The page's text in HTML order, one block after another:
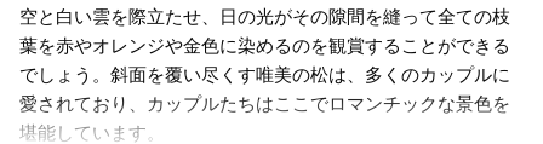
空と白い雲を際立たせ、日の光がその隙間を縫って全ての枝
葉を赤やオレンジや金色に染めるのを観賞することができる
でしょう。斜面を覆い尽くす唯美の松は、多くのカップルに
愛されており、カップルたちはここでロマンチックな景色を
堪能しています。